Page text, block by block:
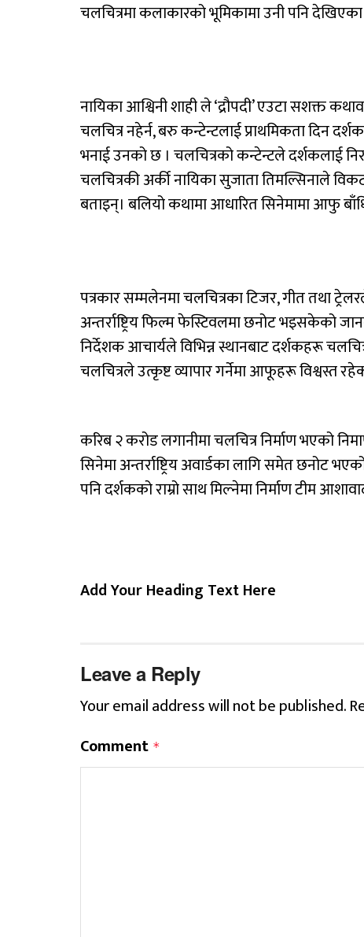
चलचित्रमा कलाकारको भूमिकामा उनी पनि
नायिका आश्विनी शाही ले ‘द्रौपदी’ एउटा सशक्त
चलचित्र नहेर्न, बरु कन्टेन्टलाई प्राथमिकता दिन
भनाई उनको छ । चलचित्रको कन्टेन्टले दर्शकलाई
चलचित्रकी अर्की नायिका सुजाता तिमल्सिनाले
बताइन्। बलियो कथामा आधारित सिनेमामा आफु
पत्रकार सम्मलेनमा चलचित्रका टिजर, गीत तथा
अन्तर्राष्ट्रिय फिल्म फेस्टिवलमा छनोट भइसकेको
निर्देशक आचार्यले विभिन्न स्थानबाट दर्शकहरू
चलचित्रले उत्कृष्ट व्यापार गर्नेमा आफूहरू विश्वस्त
करिब २ करोड लगानीमा चलचित्र निर्माण भएको
सिनेमा अन्तर्राष्ट्रिय अवार्डका लागि समेत
पनि दर्शकको राम्रो साथ मिल्नेमा निर्माण टीम
Add Your Heading Text Here
Leave a Reply
Your email address will not be published.
Comment *